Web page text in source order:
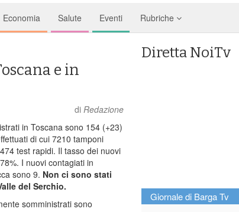
Economia Salute Eventi Rubriche
e in
di Redazione
in Toscana sono 154 (+23)
di cui 7210 tamponi
test rapidi. Il tasso dei nuovi
I nuovi contagiati in
sono 9. Non ci sono stati
del Serchio.
somministrati sono
Diretta NoiTv
Giornale di Barga Tv